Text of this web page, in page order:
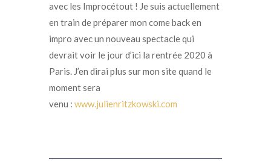
avec les Improcétout ! Je suis actuellement
en train de préparer mon come back en
impro avec un nouveau spectacle qui
devrait voir le jour d’ici la rentrée 2020 à
Paris. J’en dirai plus sur mon site quand le
moment sera
venu : www.julienritzkowski.com